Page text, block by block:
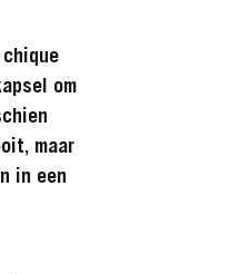
om
maar
in een